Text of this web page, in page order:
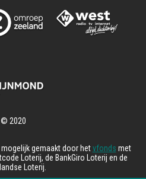
gemaakt door hetvfonds met
Loterij, de BankGiro Loterij en de
Loterij.